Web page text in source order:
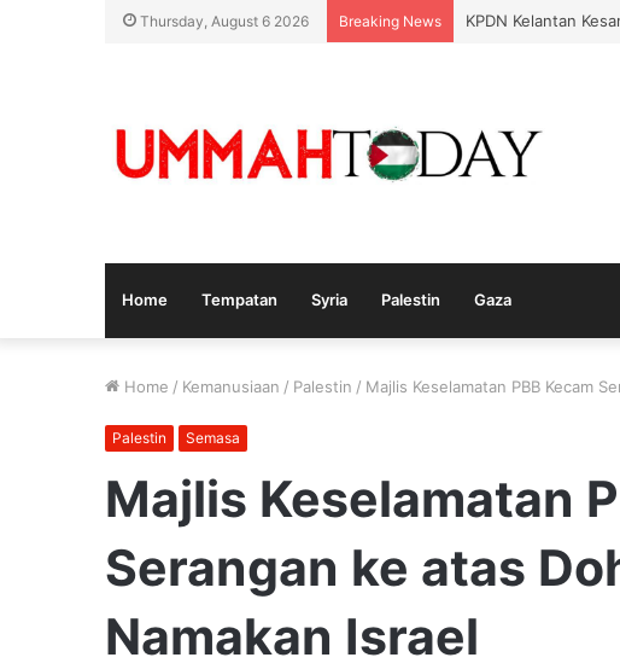
Thursday, August 6 2026 Breaking News KPDN Kelantan
Home Tempatan Syria Palestin Gaza
Home / Kemanusiaan / Palestin / Majlis Keselamatan PBB Kecam
Palestin Semasa
Majlis Keselamatan
Serangan ke atas
Namakan Israel